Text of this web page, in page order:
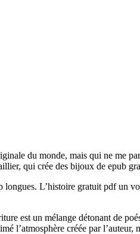
du monde, mais qui ne me
qui crée des bijoux de epub
L’histoire gratuit pdf un
est un mélange détonant de
l’atmosphère créée par l’auteur,